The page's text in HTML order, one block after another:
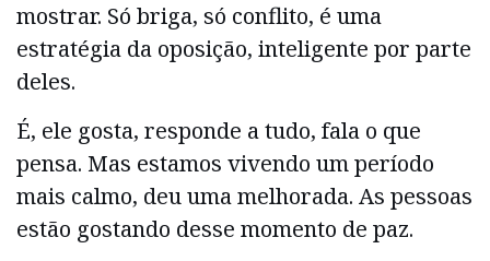
mostrar. Só briga, só conflito, é uma
estratégia da oposição, inteligente por parte
deles.
É, ele gosta, responde a tudo, fala o que
pensa. Mas estamos vivendo um período
mais calmo, deu uma melhorada. As pessoas
estão gostando desse momento de paz.